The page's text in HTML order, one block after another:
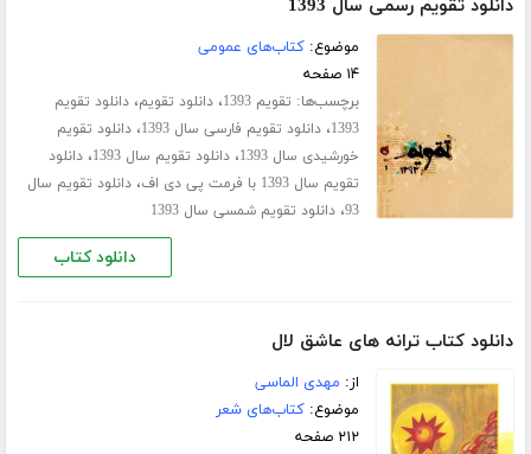
دانلود تقویم رسمی سال 1393
موضوع:کتاب‌های عمومی
۱۴ صفحه
برچسب‌ها: تقویم 1393 ،دانلود تقویم،دانلود تقویم
1393،دانلود تقویم فارسی سال 1393 ،دانلود تقویم
خورشیدی سال 1393
،دانلود تقویم سال 1393 ،دانلود
تقویم سال 1393 با فرمت پی دی اف
،دانلود تقویم سال
93،دانلود تقویم شمسی سال 1393
دانلود کتاب
دانلود کتاب ترانه های عاشق لال
از: مهدی الماسی
موضوع:کتاب‌های شعر
۲۱۲ صفحه